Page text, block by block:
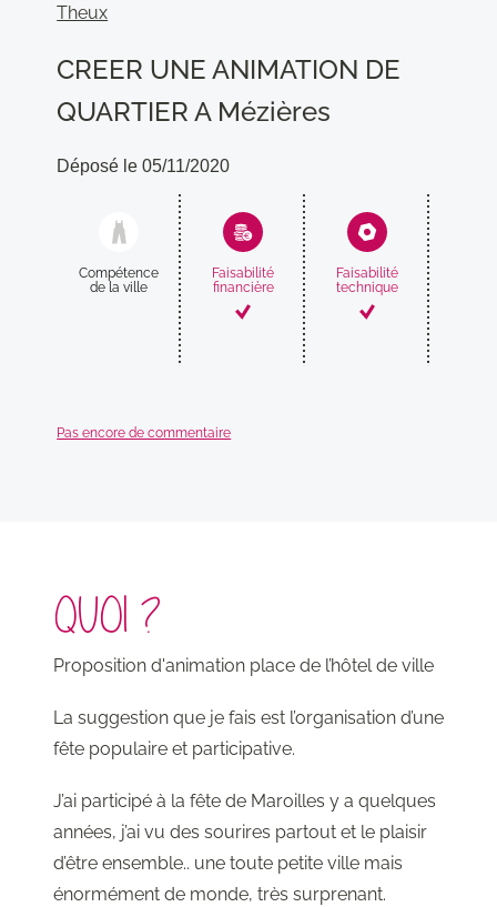
Theux
CREER UNE ANIMATION DE
QUARTIER A Mézières
Déposé le 05/11/2020
Compétence
de la ville
Faisabilité
financière
Faisabilité
technique
Pas encore de commentaire
QUOI ?
Proposition d'animation place de l’hôtel de ville
La suggestion que je fais est l’organisation d’une
fête populaire et participative.
J’ai participé à la fête de Maroilles y a quelques
années, j’ai vu des sourires partout et le plaisir
d’être ensemble.. une toute petite ville mais
énormément de monde, très surprenant.